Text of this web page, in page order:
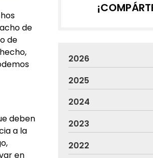
de
de
deben
a la
en
2026
2025
2024
2023
2022